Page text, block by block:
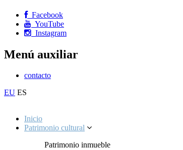
Facebook
YouTube
Instagram
Menú auxiliar
contacto
EU ES
Inicio
Patrimonio cultural
Patrimonio inmueble